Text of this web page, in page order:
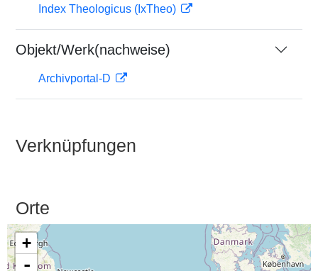
Index Theologicus (IxTheo)
Objekt/Werk(nachweise)
Archivportal-D
Verknüpfungen
Orte
+
-